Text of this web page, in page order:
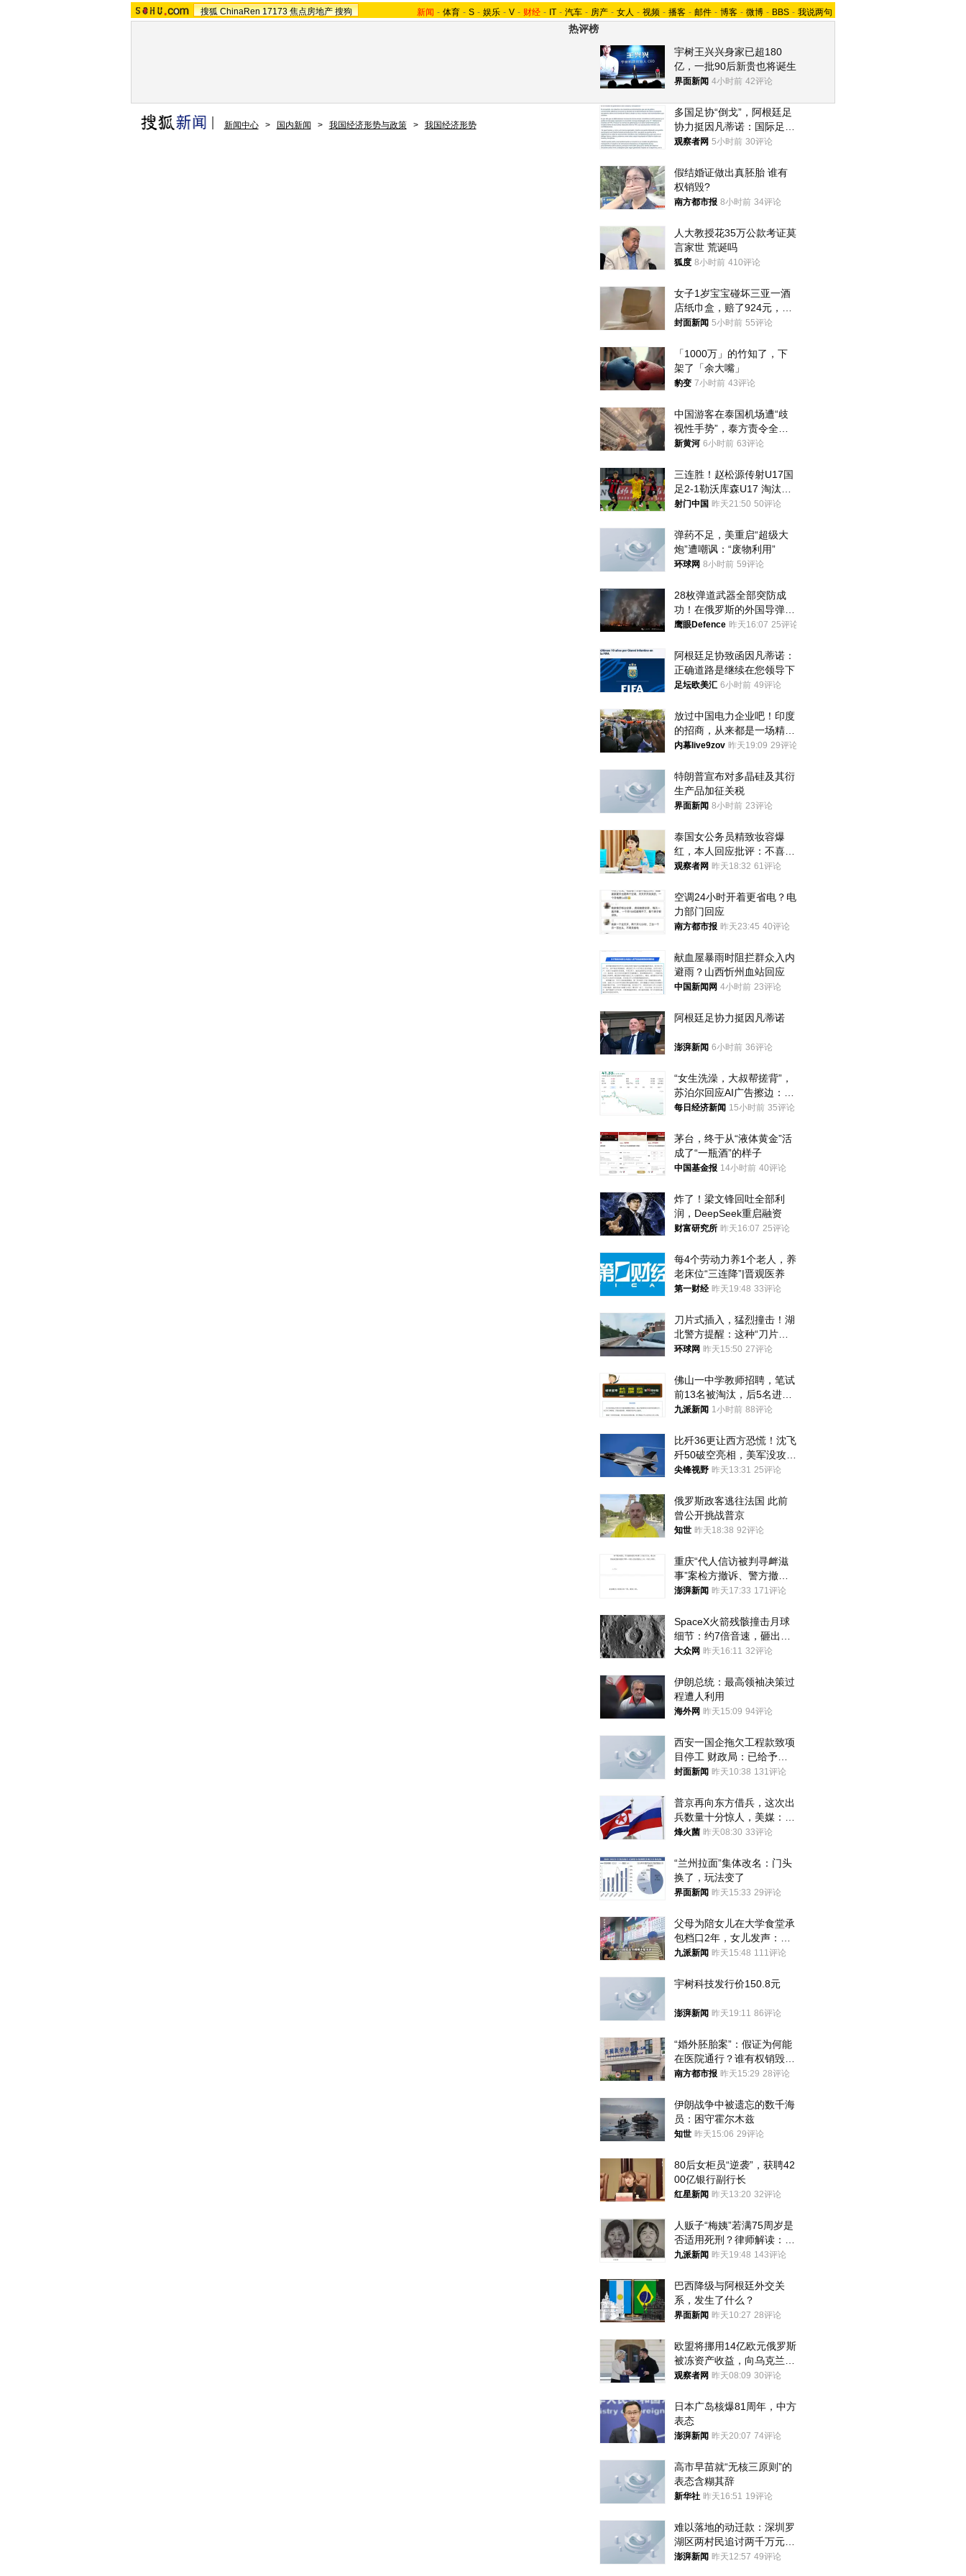
搜狐 ChinaRen 17173 焦点房地产 搜狗 新闻 - 体育 - S - 娱乐 - V - 财经 - IT - 汽车 - 房产 - 女人 - 视频 - 播客 - 邮件 - 博客 - 微博 - BBS - 我说两句
热评榜
宇树王兴兴身家已超180
亿，一批90后新贵也将诞生
界面新闻 4小时前 42评论
多国足协“倒戈”，阿根廷足
协力挺因凡蒂诺：国际足联
今后应继续在其领导下前行
观察者网 5小时前 30评论
假结婚证做出真胚胎 谁有
权销毁?
南方都市报 8小时前 34评论
人大教授花35万公款考证莫
言家世 荒诞吗
狐度 8小时前 410评论
女子1岁宝宝碰坏三亚一酒
店纸巾盒，赔了924元，发
帖吐槽后酒店退还一半的
封面新闻 5小时前 55评论
「1000万」的竹知了，下
架了「余大嘴」
豹变 7小时前 43评论
中国游客在泰国机场遭“歧
视性手势”，泰方责令全面
调查，对责任人采取最严厉
新黄河 6小时前 63评论
三连胜！赵松源传射U17国
足2-1勒沃库森U17 淘汰赛
将战河床
射门中国 昨天21:50 50评论
弹药不足，美重启“超级大
炮”遭嘲讽：“废物利用”
环球网 8小时前 59评论
28枚弹道武器全部突防成
功！在俄罗斯的外国导弹发
射车都是合法打击目标
鹰眼Defence 昨天16:07 25评论
阿根廷足协致函因凡蒂诺：
正确道路是继续在您领导下
足坛欧美汇 6小时前 49评论
放过中国电力企业吧！印度
的招商，从来都是一场精准
收割
内幕live9zov 昨天19:09 29评论
特朗普宣布对多晶硅及其衍
生产品加征关税
界面新闻 8小时前 23评论
泰国女公务员精致妆容爆
红，本人回应批评：不喜欢
就别看
观察者网 昨天18:32 61评论
空调24小时开着更省电？电
力部门回应
南方都市报 昨天23:45 40评论
献血屋暴雨时阻拦群众入内
避雨？山西忻州血站回应
中国新闻网 4小时前 23评论
阿根廷足协力挺因凡蒂诺
澎湃新闻 6小时前 36评论
“女生洗澡，大叔帮搓背”，
苏泊尔回应AI广告擦边：视
频全下架，已强化内容管理
每日经济新闻 15小时前 35评论
茅台，终于从“液体黄金”活
成了“一瓶酒”的样子
中国基金报 14小时前 40评论
炸了！梁文锋回吐全部利
润，DeepSeek重启融资
财富研究所 昨天16:07 25评论
每4个劳动力养1个老人，养
老床位“三连降”|晋观医养
第一财经 昨天19:48 33评论
刀片式插入，猛烈撞击！湖
北警方提醒：这种“刀片超
车”，太危险了
环球网 昨天15:50 27评论
佛山一中学教师招聘，笔试
前13名被淘汰，后5名进体
检，被疑萝卜岗，官方通
九派新闻 1小时前 88评论
比歼36更让西方恐慌！沈飞
歼50破空亮相，美军没攻克
的技术被拿下
尖锋视野 昨天13:31 25评论
俄罗斯政客逃往法国 此前
曾公开挑战普京
知世 昨天18:38 92评论
重庆“代人信访被判寻衅滋
事”案检方撤诉、警方撤
案，两被告人获国赔
澎湃新闻 昨天17:33 171评论
SpaceX火箭残骸撞击月球
细节：约7倍音速，砸出直
径约30米撞击坑
大众网 昨天16:11 32评论
伊朗总统：最高领袖决策过
程遭人利用
海外网 昨天15:09 94评论
西安一国企拖欠工程款致项
目停工 财政局：已给予处
分，正督促整改
封面新闻 昨天10:38 131评论
普京再向东方借兵，这次出
兵数量十分惊人，美媒：俄
朝要动真格？
烽火菌 昨天08:30 33评论
“兰州拉面”集体改名：门头
换了，玩法变了
界面新闻 昨天15:33 29评论
父母为陪女儿在大学食堂承
包档口2年，女儿发声：初
衷是为了陪伴，毕业后将不
九派新闻 昨天15:48 111评论
宇树科技发行价150.8元
澎湃新闻 昨天19:11 86评论
“婚外胚胎案”：假证为何能
在医院通行？谁有权销毁胚
胎？
南方都市报 昨天15:29 28评论
伊朗战争中被遗忘的数千海
员：困守霍尔木兹
知世 昨天15:06 29评论
80后女柜员“逆袭”，获聘42
00亿银行副行长
红星新闻 昨天13:20 32评论
人贩子“梅姨”若满75周岁是
否适用死刑？律师解读：很
大概率不会被判处死刑
九派新闻 昨天19:48 143评论
巴西降级与阿根廷外交关
系，发生了什么？
界面新闻 昨天10:27 28评论
欧盟将挪用14亿欧元俄罗斯
被冻资产收益，向乌克兰提
供援助
观察者网 昨天08:09 30评论
日本广岛核爆81周年，中方
表态
澎湃新闻 昨天20:07 74评论
高市早苗就“无核三原则”的
表态含糊其辞
新华社 昨天16:51 19评论
难以落地的动迁款：深圳罗
湖区两村民追讨两千万元动
迁款八年未果
澎湃新闻 昨天12:57 49评论
新闻中心 > 国内新闻 > 我国经济形势与政策 > 我国经济形势